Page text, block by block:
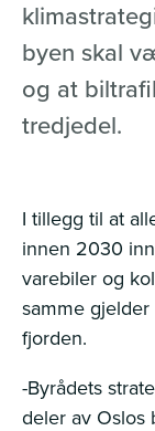
byen skal
og at
tredjedel.
I tillegg til at
innen 2030
varebiler og
samme
fjorden.
-Byrådets
deler av Oslos